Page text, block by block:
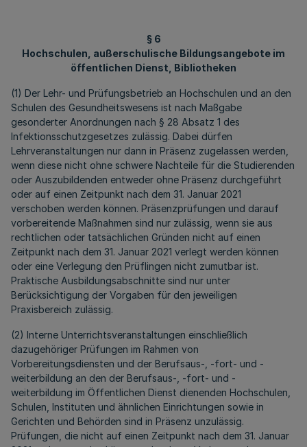
§ 6
Hochschulen, außerschulische Bildungsangebote im
öffentlichen Dienst, Bibliotheken
(1) Der Lehr- und Prüfungsbetrieb an Hochschulen und an den
Schulen des Gesundheitswesens ist nach Maßgabe
gesonderter Anordnungen nach § 28 Absatz 1 des
Infektionsschutzgesetzes zulässig. Dabei dürfen
Lehrveranstaltungen nur dann in Präsenz zugelassen werden,
wenn diese nicht ohne schwere Nachteile für die Studierenden
oder Auszubildenden entweder ohne Präsenz durchgeführt
oder auf einen Zeitpunkt nach dem 31. Januar 2021
verschoben werden können. Präsenzprüfungen und darauf
vorbereitende Maßnahmen sind nur zulässig, wenn sie aus
rechtlichen oder tatsächlichen Gründen nicht auf einen
Zeitpunkt nach dem 31. Januar 2021 verlegt werden können
oder eine Verlegung den Prüflingen nicht zumutbar ist.
Praktische Ausbildungsabschnitte sind nur unter
Berücksichtigung der Vorgaben für den jeweiligen
Praxisbereich zulässig.
(2) Interne Unterrichtsveranstaltungen einschließlich
dazugehöriger Prüfungen im Rahmen von
Vorbereitungsdiensten und der Berufsaus-, -fort- und -
weiterbildung an den der Berufsaus-, -fort- und -
weiterbildung im Öffentlichen Dienst dienenden Hochschulen,
Schulen, Instituten und ähnlichen Einrichtungen sowie in
Gerichten und Behörden sind in Präsenz unzulässig.
Prüfungen, die nicht auf einen Zeitpunkt nach dem 31. Januar